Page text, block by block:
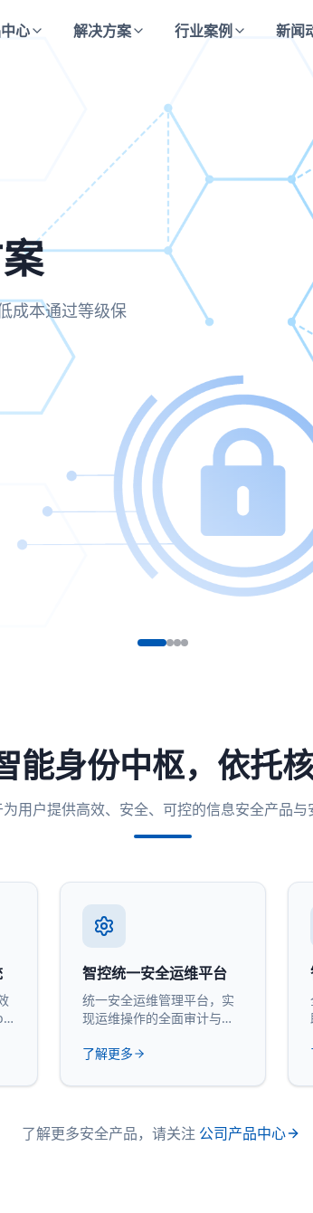
心 解决方案 行业案例 新闻
案
低成本通过等级保
实现运维操作的
与持续监测的安全
案
访问都经过严格验
能身份中枢，依托
用户提供高效、安全、可控的信息安全产品与
智控统一安全运维平台
统一安全运维管理平台，实
现运维操作的全面审计与管
了解更多
了解更多安全产品，请关注 公司产品中心